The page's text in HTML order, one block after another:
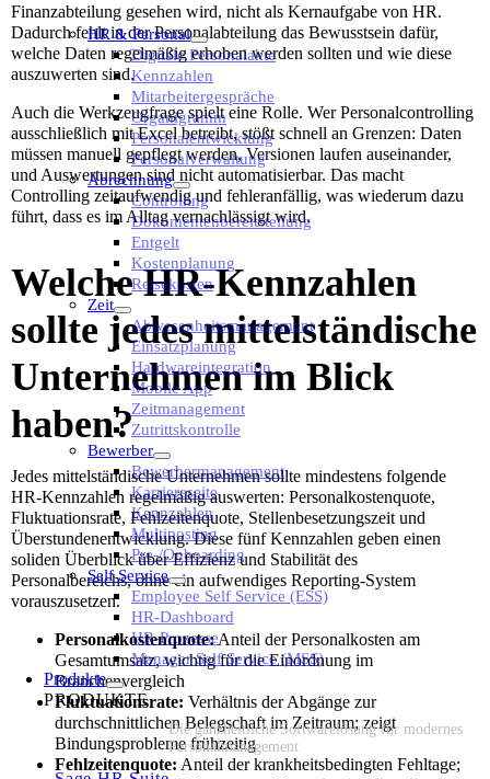
HR & Personal
Digitale Personalakte
Kennzahlen
Mitarbeitergespräche
Organigramm
Personalentwicklung
Personalverwaltung
Abrechnung
Controlling
Dokumentenbereitstellung
Entgelt
Kostenplanung
Reisekosten
Zeit
Abwesenheitsmanagement
Einsatzplanung
Hardwareintegration
Mobile App
Zeitmanagement
Zutrittskontrolle
Bewerber
Bewerbermanagement
Karriereseite
Kennzahlen
Multiposting
Pre-/Onboarding
Self Service
Employee Self Service (ESS)
HR-Dashboard
HR-Prozesse
Manager Self Service (MSS)
Produkte
PRODUKTE
Die ganzheitliche Softwarelösung für modernes
Personalmanagement
Finanzabteilung gesehen wird, nicht als Kernaufgabe von HR.
Dadurch fehlt in der Personalabteilung das Bewusstsein dafür,
welche Daten regelmäßig erhoben werden sollten und wie diese
auszuwerten sind.
Auch die Werkzeugfrage spielt eine Rolle. Wer Personalcontrolling
ausschließlich mit Excel betreibt, stößt schnell an Grenzen: Daten
müssen manuell gepflegt werden, Versionen laufen auseinander,
und Auswertungen sind nicht automatisierbar. Das macht
Controlling zeitaufwendig und fehleranfällig, was wiederum dazu
führt, dass es im Alltag vernachlässigt wird.
Welche HR-Kennzahlen
sollte jedes mittelständische
Unternehmen im Blick
haben?
Jedes mittelständische Unternehmen sollte mindestens folgende
HR-Kennzahlen regelmäßig auswerten: Personalkostenquote,
Fluktuationsrate, Fehlzeitenquote, Stellenbesetzungszeit und
Überstundenentwicklung. Diese fünf Kennzahlen geben einen
soliden Überblick über Effizienz und Stabilität des
Personalbereichs, ohne ein aufwendiges Reporting-System
vorauszusetzen.
Personalkostenquote:Anteil der Personalkosten am
Gesamtumsatz, wichtig für die Einordnung im
Branchenvergleich
Fluktuationsrate: Verhältnis der Abgänge zur
durchschnittlichen Belegschaft im Zeitraum; zeigt
Bindungsprobleme frühzeitig
Fehlzeitenquote: Anteil der krankheitsbedingten Fehltage;